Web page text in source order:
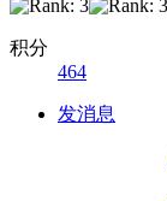
积分
464
发消息